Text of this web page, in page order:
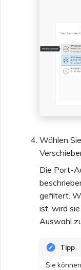
Wählen
Die Port-
gefiltert.
ist, wird
Auswahl
Tipp
Sie